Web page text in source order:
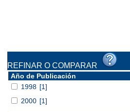
REFINAR O COMPARAR
Año de Publicación
1998 [1]
2000 [1]